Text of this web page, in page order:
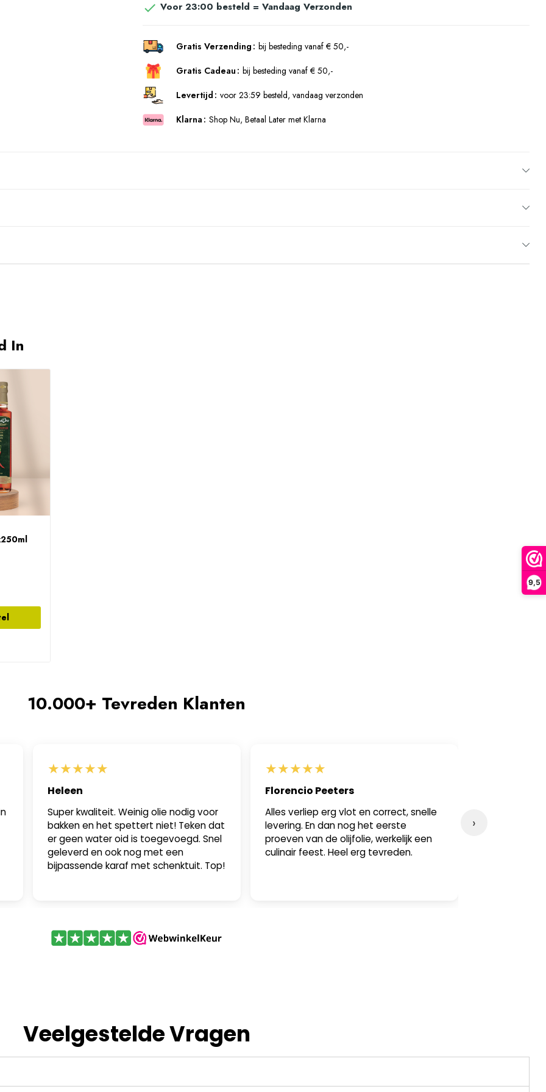
9,5
 Voor 23:00 besteld = Vandaag Verzonden
Gratis Verzending bij besteding vanaf € 50,-
Gratis Cadeau bij besteding vanaf € 50,-
Levertijd voor 23:59 besteld, vandaag verzonden
Klarna Shop Nu, Betaal Later met Klarna
In
10.000+ Tevreden Klanten
★★★★★
Heleen
Super kwaliteit. Weinig olie nodig voor
bakken en het spettert niet! Teken dat
er geen water oid is toegevoegd. Snel
geleverd en ook nog met een
bijpassende karaf met schenktuit. Top!
★★★★★
Florencio Peeters
Alles verliep erg vlot en correct, snelle
levering. En dan nog het eerste
proeven van de olijfolie, werkelijk een
culinair feest. Heel erg tevreden.
›
Veelgestelde Vragen